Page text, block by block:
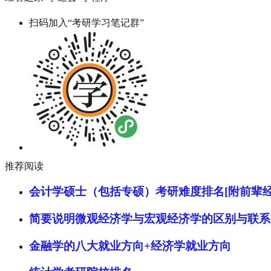
扫码加入“考研学习笔记群”
推荐阅读
会计学硕士（包括专硕）考研难度排名[附前辈
简要说明微观经济学与宏观经济学的区别与联系
金融学的八大就业方向+经济学就业方向